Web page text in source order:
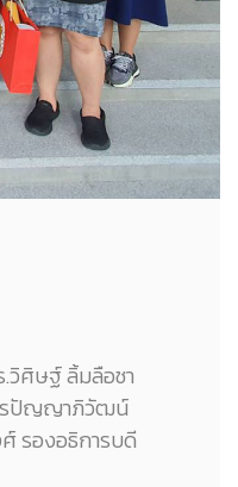
วิศิษฐ์ ลิ้มลือชา
ารปัญญาภิวัฒน์
รองอธิการบดี